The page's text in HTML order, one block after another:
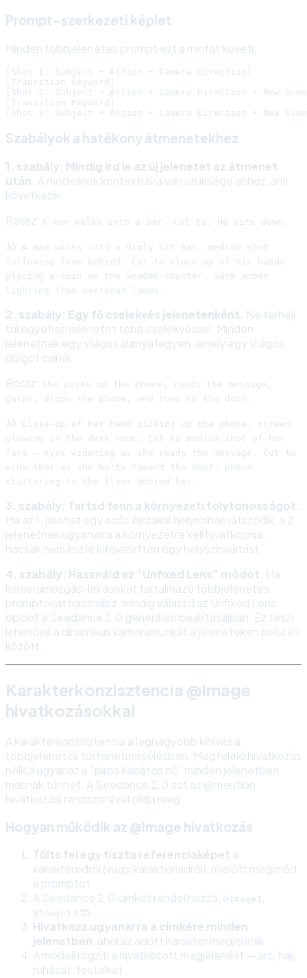
Prompt-szerkezeti képlet
Minden többjelenetes prompt ezt a mintát követi:
[Shot 1: Subject + Action + Camera Direction]
[Transition Keyword]
[Shot 2: Subject + Action + Camera Direction + New
[Transition Keyword]
Szabályok a hatékony átmenetekhez
1. szabály: Mindig írd le az új jelenetet az átmenet
után. A modellnek kontextusra van szüksége ahhoz, ami
következik.
Rossz: A man walks into a bar. Cut to. He sits down.
Jó: A man walks into a dimly lit bar, medium shot
following from behind. Cut to close-up of his hands
placing a coin on the wooden counter, warm amber
lighting from overhead lamps.
2. szabály: Egy fő cselekvés jelenetenként. Ne terhelj
túl egyetlen jelenetet több cselekvéssel. Minden
jelenetnek egy világos alanya legyen, amely egy világos
dolgot csinál.
Rossz: She picks up the phone, reads the message,
gasps, drops the phone, and runs to the door.
Jó: Close-up of her hand picking up the phone, screen
glowing in the dark room. Cut to medium shot of her
face — eyes widening as she reads the message. Cut to
wide shot as she bolts toward the door, phone
clattering to the floor behind her.
3. szabály: Tartsd fenn a környezeti folytonosságot.
Ha az 1. jelenet egy esős éjszakai helyszínen játszódik, a 2.
jelenetnek ugyanarra a környezetre kell hivatkoznia,
hacsak nem írsz le kifejezetten egy helyszínváltást.
4. szabály: Használd az “Unfixed Lens” módot. Ha
kameramozgás-leírásokat tartalmazó többjelenetes
promptokat használsz, mindig válaszd az Unfixed Lens
opciót a Seedance 2.0 generálási beállításaiban. Ez teszi
lehetővé a dinamikus kameramunkát a jeleneteken belül és
között.
Karakterkonzisztencia @Image
hivatkozásokkal
A karakterkonzisztencia a legnagyobb kihívás a
többjelenetes történetmesélésben. Megfelelő hivatkozás
nélkül ugyanaz a “piros kabátos nő” minden jelenetben
másnak tűnhet. A Seedance 2.0 ezt az @mention
hivatkozási rendszerével oldja meg.
Hogyan működik az @Image hivatkozás
Tölts fel egy tiszta referenciaképet a
karakteredről (vagy karaktereidről), mielőtt megírnád
a promptot
A Seedance 2.0 címkét rendel hozzá: @Image1 ,
@Image2 stb.
Hivatkozz ugyanarra a címkére minden
jelenetben, ahol az adott karakter megjelenik
A modell rögzíti a hivatkozott megjelenést — arc, haj,
ruházat, testalkat